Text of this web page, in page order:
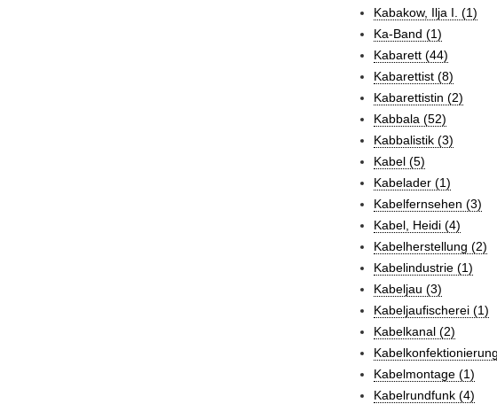
Kabakow, Ilja I. (1)
Ka-Band (1)
Kabarett (44)
Kabarettist (8)
Kabarettistin (2)
Kabbala (52)
Kabbalistik (3)
Kabel (5)
Kabelader (1)
Kabelfernsehen (3)
Kabel, Heidi (4)
Kabelherstellung (2)
Kabelindustrie (1)
Kabeljau (3)
Kabeljaufischerei (1)
Kabelkanal (2)
Kabelmontage (1)
Kabelrundfunk (4)